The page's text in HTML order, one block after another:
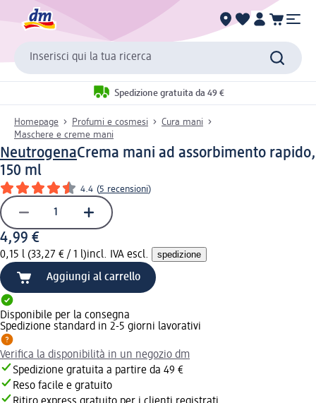
Inserisci qui la tua ricerca
Spedizione gratuita da 49 €
Homepage Profumi e cosmesi
Cura mani
Maschere e creme mani
NeutrogenaCrema mani ad assorbimento rapido,
150 ml
4.4 (5 recensioni)
4,99 €
0,15 l (33,27 € / 1 l)incl. IVA escl. spedizione
Aggiungi al carrello
Disponibile per la consegna
Spedizione standard in 2-5 giorni lavorativi
Verifica la disponibilità in un negozio dm
Spedizione gratuita a partire da 49 €
Reso facile e gratuito